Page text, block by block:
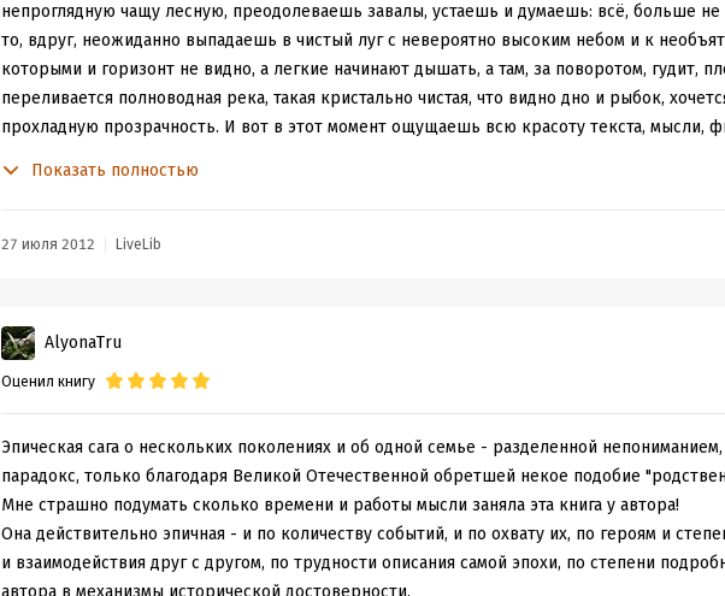
непроглядную чащу лесную, преодолеваешь завалы, устаешь и думаешь: всё, больше не
то, вдруг, неожиданно выпадаешь в чистый луг с невероятно высоким небом и к
которыми и горизонт не видно, а легкие начинают дышать, а там, за поворотом, гудит,
переливается полноводная река, такая кристально чистая, что видно дно и рыбок,
прохладную прозрачность. И вот в этот момент ощущаешь всю красоту текста, мысли,
истории родной страны от Октябрьской Революции до Великой Отечественной Войны,
взаимоотношения человека и природы. Этот роман – сам словно густой непроходимый
деревце – человек проходит свой жизненный путь, проходит тяжелой дорогой
взглядов, мужания и наращивает внутри личные годичные кольца. Основная тема романа
аристократа Александра Грацианского о судьбе русского леса, но лес лишь только
выбора жизненного пути, личных взглядов, но и аллюзия на то, каким путем пойдет новая
года и после войны. Удивительна чистота взглядов Леонова (можно соглашаться или
эту философию чистоты, не соглашаться со взглядами на капиталистические страны, но
неподдельное восхищение это стремление ввысь, к некому кристально-чистому идеалу)
понимании, что не всё так гладко в новом построенном обществе. Удивительно ещё для
Показать полностью
27 июля 2012 LiveLib
AlyonaTru
Оценил книгу
Эпическая сага о нескольких поколениях и об одной семье - разделенной
парадокс, только благодаря Великой Отечественной обретшей некое подобие
Мне страшно подумать сколько времени и работы мысли заняла эта книга у автора!
Она действительно эпичная - и по количеству событий, и по охвату их, по героям и
и взаимодействия друг с другом, по трудности описания самой эпохи, по степени
автора в механизмы исторической достоверности.